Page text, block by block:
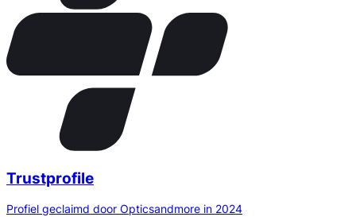
Trustprofile
Profiel geclaimd door Opticsandmore in 2024